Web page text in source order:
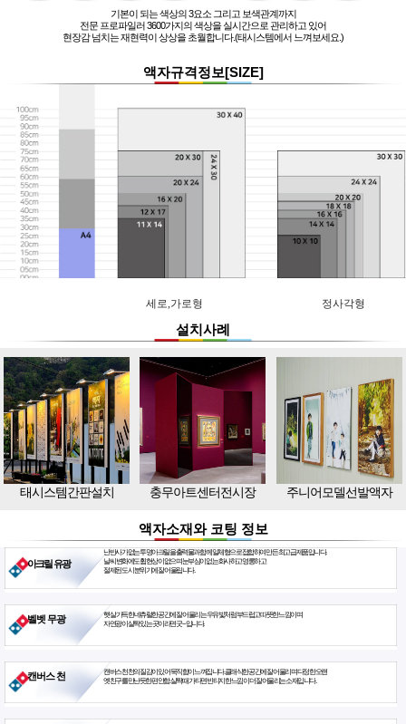
기본이 되는 색상의 3요소 그리고 보색관계까지
전문 프로파일러 3600가지의 색상을 실시간으로 관리하고 있어
현장감 넘치는 재현력이 상상을 초월합니다.(태시스템에서 느껴보세요.)
액자규격정보[SIZE]
세로,가로형 정사각형
설치사례
태시스템간판설치 충무아트센터전시장 주니어모델선발액자
액자소재와 코팅 정보
아크릴 유광
난반사가 없는 투명아크릴을 출력물과 함께 일체형으로 접합하여 만든 최고급 제품입니다.
날씨 변화에도 휨현상이 없으며 눈부심이 없는 화사하고 영롱하고
절제된 도시 분위기에 잘 어울립니다.
벨벳 무광
햇살 가득한 네츄럴한 공간에 잘 어울리는 우유빛처럼 부드럽고 따뜻한 느낌이며
자연광이 살짝 있는 곳이라면 굿~ 입니다.
캔버스 천
캔버스천 천의 질감이 있어 묵직함이 느껴집니다. 클래식한 공간에 잘 어울리며 다정한 오랜
옛친구를 만난듯한 편안함. 살짝 때가 타면 빈티지한 느낌이 더 잘 어울리는 소재입니다.